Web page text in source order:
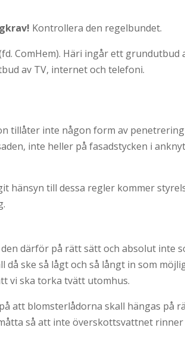
Kontrollera den regelbundet.
ComHem). Häri ingår ett grundutbud
av TV, internet och telefoni.
tillåter inte någon form av
inte heller på fasadstycken i
hänsyn till dessa regler kommer
därför på rätt sätt och absolut inte
då ske så lågt och så långt in som
vi ska torka tvätt utomhus.
att blomsterlådorna skall hängas på
så att inte överskottsvattnet